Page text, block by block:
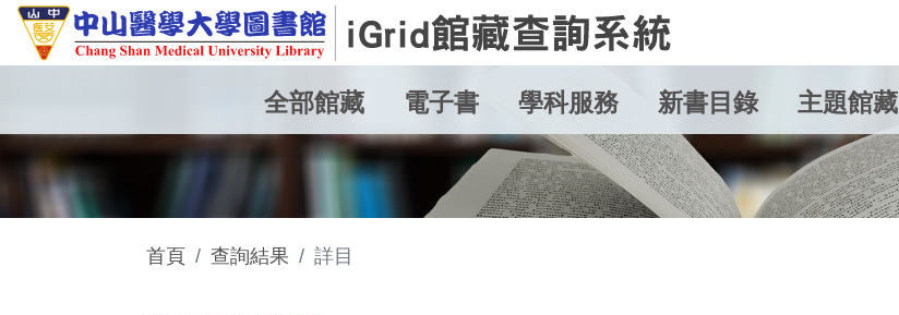
全部館藏 電子書 學科服務 新書目錄 主題館藏
首頁 查詢結果 詳目